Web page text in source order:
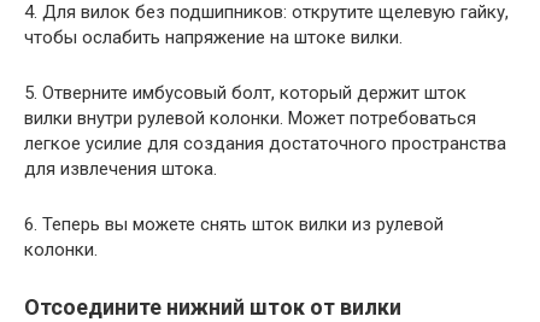
4. Для вилок без подшипников: открутите щелевую гайку,
чтобы ослабить напряжение на штоке вилки.
5. Отверните имбусовый болт, который держит шток
вилки внутри рулевой колонки. Может потребоваться
легкое усилие для создания достаточного пространства
для извлечения штока.
6. Теперь вы можете снять шток вилки из рулевой
колонки.
Отсоедините нижний шток от вилки